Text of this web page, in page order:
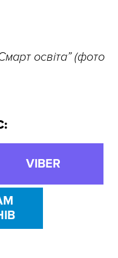
освіта” (фото
VIBER